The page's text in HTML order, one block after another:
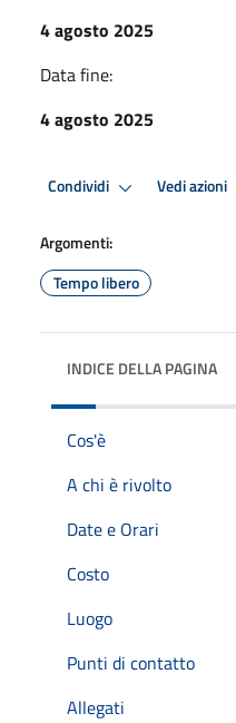
4 agosto 2025
Data fine:
4 agosto 2025
Condividi Vedi azioni
Argomenti:
Tempo libero
INDICE DELLA PAGINA
Cos'è
A chi è rivolto
Date e Orari
Costo
Luogo
Punti di contatto
Allegati